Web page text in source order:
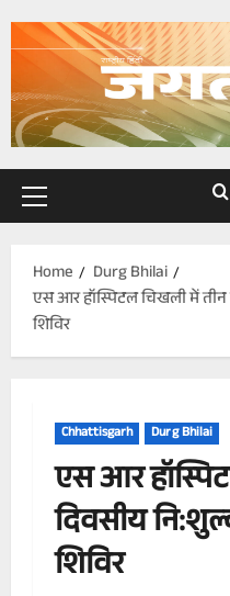
Primary
Home
Durg Bhilai
एस आर हॉस्पिटल चिखली में तीन
शिविर
Chhattisgarh Durg Bhilai
एस आर
दिवसीय
शिविर